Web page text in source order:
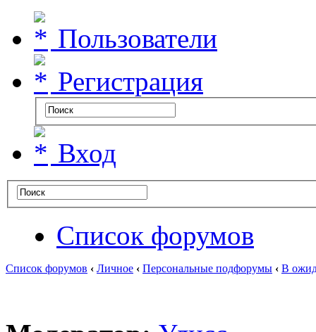
Пользователи
Регистрация
Вход
Список форумов
Список форумов ‹ Личное ‹ Персональные подфорумы ‹ В